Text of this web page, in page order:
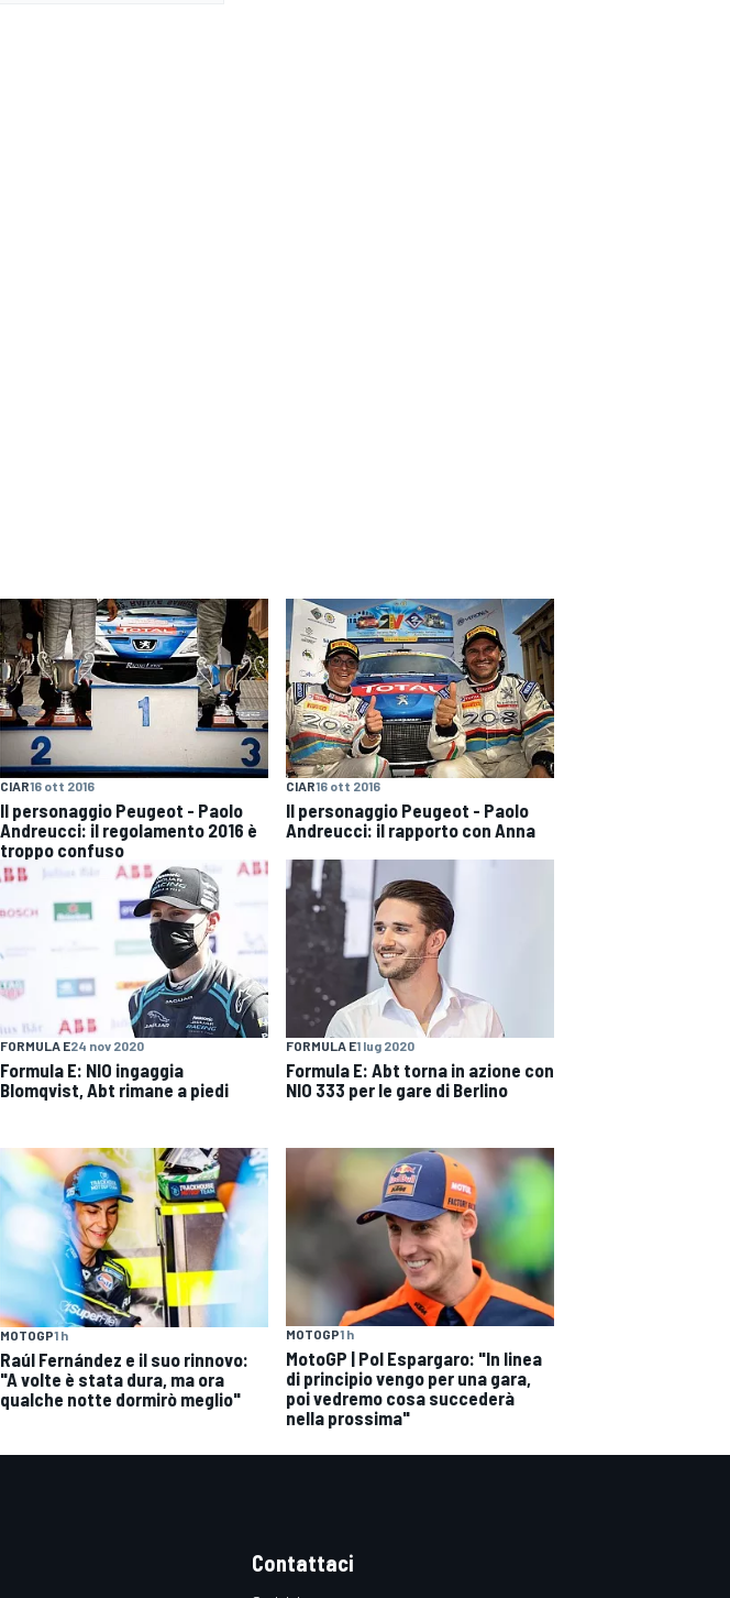
CIAR16 ott 2016
Il personaggio Peugeot - Paolo
Andreucci: il regolamento 2016 è
troppo confuso
CIAR16 ott 2016
Il personaggio Peugeot - Paolo
Andreucci: il rapporto con Anna
FORMULA E24 nov 2020
Formula E: NIO ingaggia
Blomqvist, Abt rimane a piedi
FORMULA E1 lug 2020
Formula E: Abt torna in azione con
NIO 333 per le gare di Berlino
MOTOGP1 h
Raúl Fernández e il suo rinnovo:
"A volte è stata dura, ma ora
qualche notte dormirò meglio"
MOTOGP1 h
MotoGP | Pol Espargaro: "In linea
di principio vengo per una gara,
poi vedremo cosa succederà
nella prossima"
Contattaci